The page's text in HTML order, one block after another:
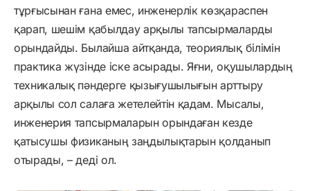
тұрғысынан ғана емес, инженерлік көзқараспен
қарап, шешім қабылдау арқылы тапсырмаларды
орындайды. Былайша айтқанда, теориялық білімін
практика жүзінде іске асырады. Яғни, оқушылардың
техникалық пәндерге қызығушылығын арттыру
арқылы сол салаға жетелейтін қадам. Мысалы,
инженерия тапсырмаларын орындаған кезде
қатысушы физиканың заңдылықтарын қолданып
отырады, – деді ол.